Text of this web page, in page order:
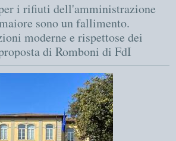
i rifiuti dell'amministrazione
sono un fallimento.
moderne e rispettose dei
di Romboni di FdI